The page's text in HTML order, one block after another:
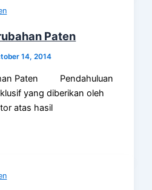
Paten
14, 2014
Paten Pendahuluan
yang diberikan oleh
atas hasil